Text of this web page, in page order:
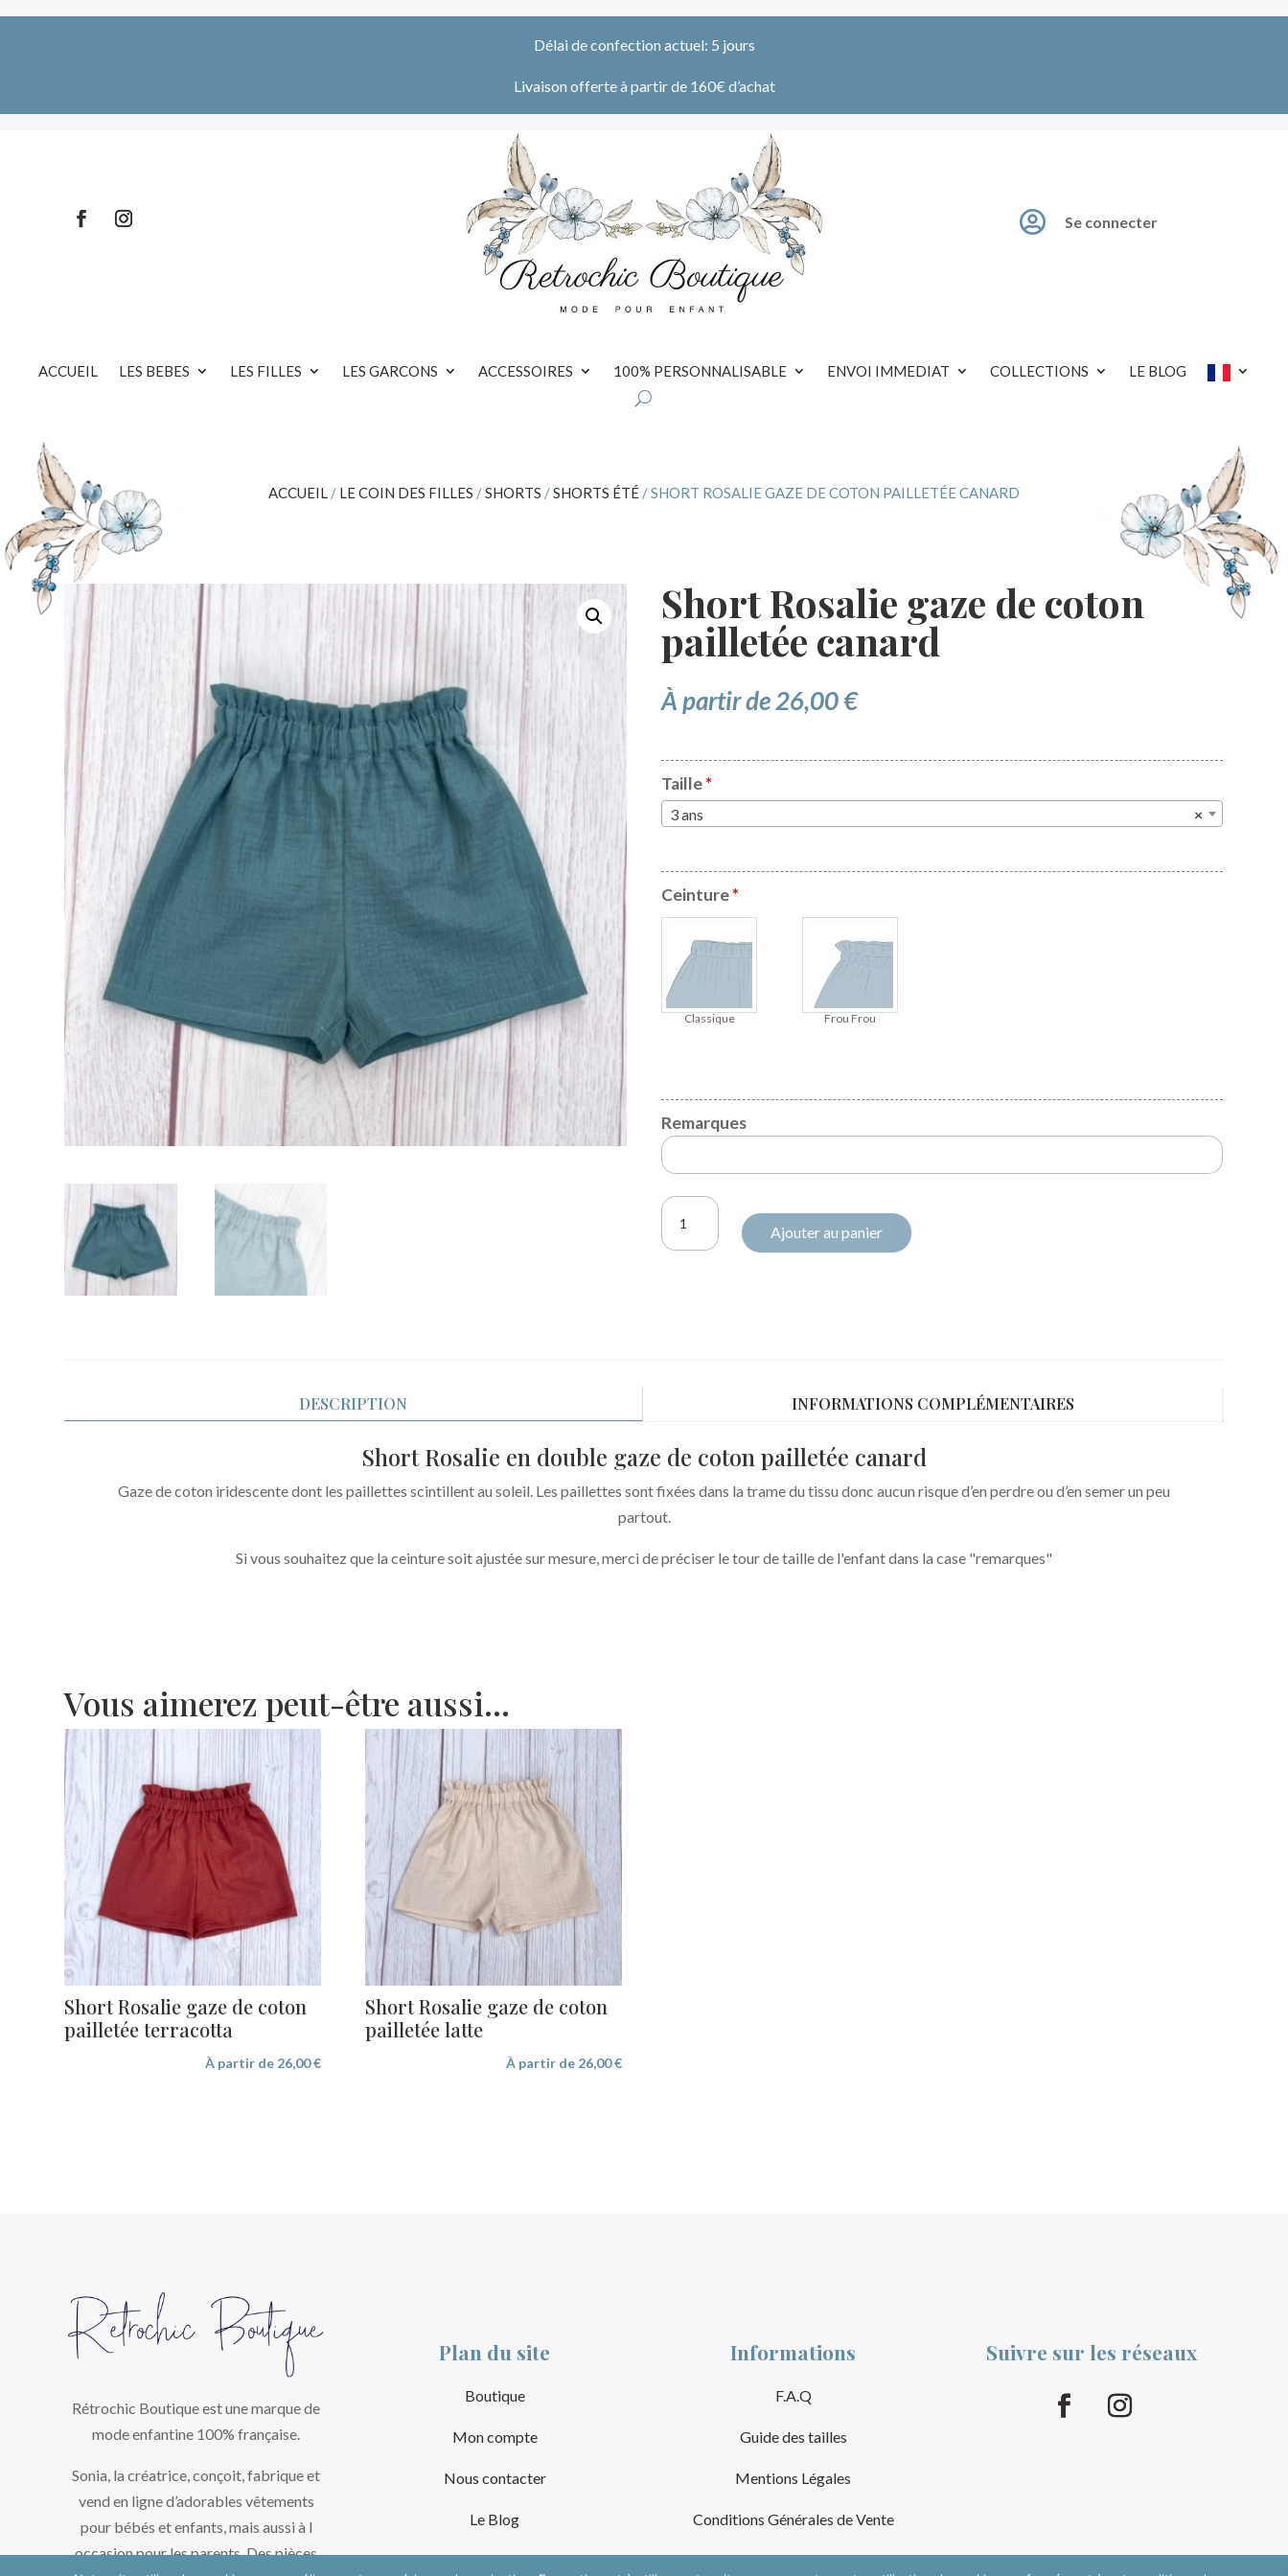
Délai de confection actuel: 5 jours
Livaison offerte à partir de 160€ d’achat
 Se connecter
ACCUEIL LES BEBES LES FILLES LES GARCONS ACCESSOIRES 100% PERSONNALISABLE ENVOI IMMEDIAT COLLECTIONS LE BLOG
ACCUEIL / LE COIN DES FILLES /SHORTS /SHORTS ÉTÉ / SHORT ROSALIE GAZE DE COTON PAILLETÉE CANARD
Short Rosalie gaze de coton
pailletée canard
À partir de26,00€
Taille*
×
3 ans
Ceinture*
Classique Frou Frou
Remarques
quantité
Ajouter au panier
DESCRIPTION INFORMATIONS COMPLÉMENTAIRES
Short Rosalie en double gaze de coton pailletée canard
Gaze de coton iridescente dont les paillettes scintillent au soleil. Les paillettes sont fixées dans la trame du tissu donc aucun risque d’en perdre ou d’en semer un peu
partout.
Si vous souhaitez que la ceinture soit ajustée sur mesure, merci de préciser le tour de taille de l'enfant dans la case "remarques"
Vous aimerez peut-être aussi…
Short Rosalie gaze de coton
pailletée terracotta
À partir de 26,00€
Short Rosalie gaze de coton
pailletée latte
À partir de 26,00€
Rétrochic Boutique est une marque de
mode enfantine 100% française.
Sonia, la créatrice, conçoit, fabrique et
vend en ligne d’adorables vêtements
pour bébés et enfants, mais aussi à l
occasion pour les parents. Des pièces
Plan du site
Boutique
Mon compte
Nous contacter
Le Blog
Informations
F.A.Q
Guide des tailles
Mentions Légales
Conditions Générales de Vente
Suivre sur les réseaux